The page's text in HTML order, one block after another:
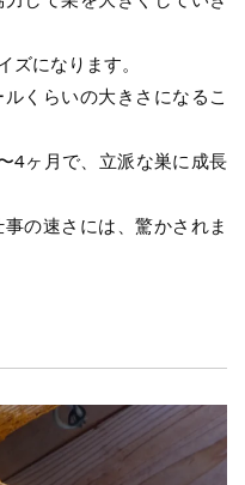
になります。
くらいの大きさになるこ
4ヶ月で、立派な巣に成長
の速さには、驚かされま